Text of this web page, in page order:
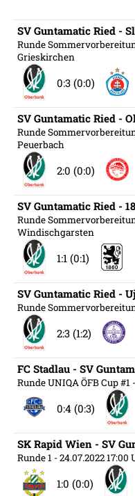
SV Guntamatic Ried -
Runde
Grieskirchen
0:3 (0:0)
SV Guntamatic Ried -
Runde
Peuerbach
2:0 (0:0)
SV Guntamatic Ried -
Runde
Windischgarsten
1:1 (0:1)
SV Guntamatic Ried -
Runde
2:3 (1:2)
FC Stadlau - SV
Runde UNIQA ÖFB Cup #1
0:4 (0:3)
SK Rapid Wien - SV
Runde 1 - 24.07.2022 17:00
1:0 (0:0)